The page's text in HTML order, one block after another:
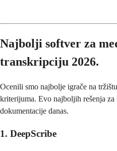
Najbolji softver za
transkripciju 2026.
Ocenili smo najbolje igrače na
kriterijuma. Evo najboljih rešenja za
dokumentacije danas.
1. DeepScribe